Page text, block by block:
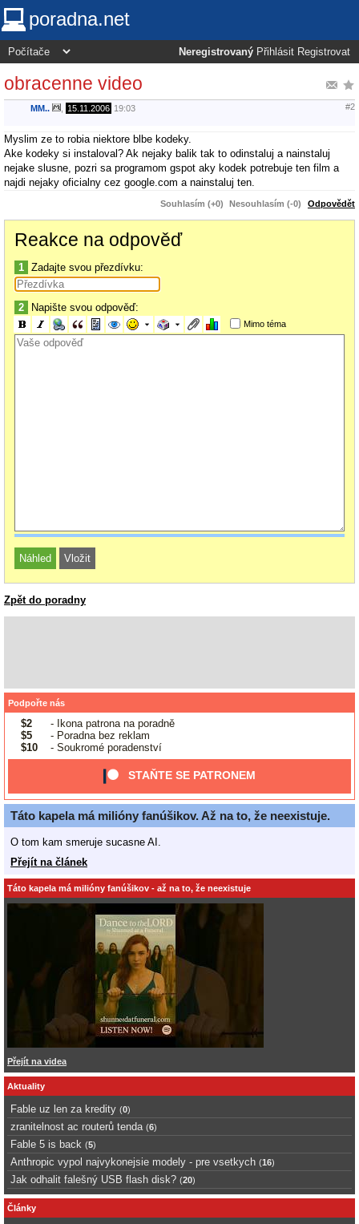
poradna.net
Neregistrovaný Přihlásit Registrovat
obracenne video
MM.. 15.11.2006 19:03 #2
Myslim ze to robia niektore blbe kodeky.
Ake kodeky si instaloval? Ak nejaky balik tak to odinstaluj a nainstaluj
nejake slusne, pozri sa programom gspot aky kodek potrebuje ten film a
najdi nejaky oficialny cez google.com a nainstaluj ten.
Souhlasím (+0) Nesouhlasím (-0) Odpovědět
Reakce na odpověď
1 Zadajte svou přezdívku:
2 Napište svou odpověď:
Mimo téma
Zpět do poradny
Podpořte nás
$2
- Ikona patrona na poradně
$5
- Poradna bez reklam
$10
- Soukromé poradenství
STAŇTE SE PATRONEM
Táto kapela má milióny fanúšikov. Až na to, že neexistuje.
O tom kam smeruje sucasne AI.
Přejít na článek
Táto kapela má milióny fanúšikov - až na to, že neexistuje
Přejít na videa
Aktuality
Fable uz len za kredity (0)
zranitelnost ac routerů tenda (6)
Fable 5 is back (5)
Anthropic vypol najvykonejsie modely - pre vsetkych (16)
Jak odhalit falešný USB flash disk? (20)
Články